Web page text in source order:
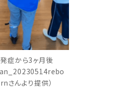
発症から3ヶ月後
rnさんより提供）